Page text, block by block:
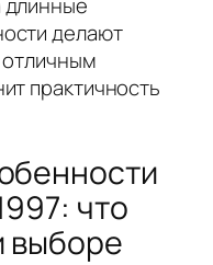
делают
отличным
практичность
что
выборе